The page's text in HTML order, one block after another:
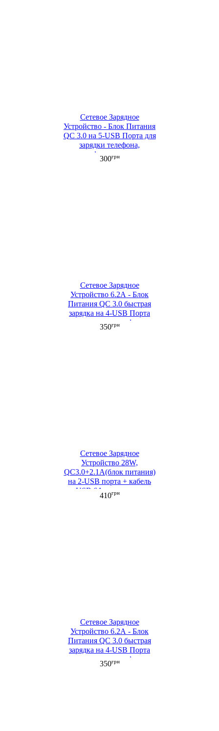
Сетевое Зарядное
Устройство - Блок Питания
QC 3.0 на 5-USB Порта для
зарядки телефона,
смартфона, планшета
черный (ML083)
300грн
Сетевое Зарядное
Устройство 6.2А - Блок
Питания QC 3.0 быстрая
зарядка на 4-USB Порта
для зарядки телефона,
смартфона, планшета
350грн
Сетевое Зарядное
Устройство 28W,
QC3.0+2.1А(блок питания)
на 2-USB порта + кабель
USB 6A для зарядки
черный (ML054-1)
410грн
Сетевое Зарядное
Устройство 6.2А - Блок
Питания QC 3.0 быстрая
зарядка на 4-USB Порта
для зарядки телефона,
смартфона, планшета
350грн